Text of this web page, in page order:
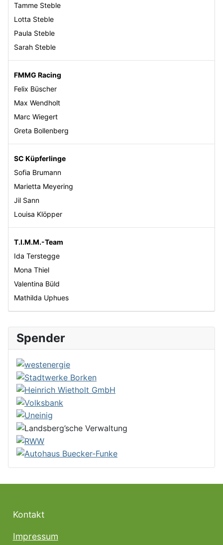
Tamme Steble
Lotta Steble
Paula Steble
Sarah Steble
FMMG Racing
Felix Büscher
Max Wendholt
Marc Wiegert
Greta Bollenberg
SC Küpferlinge
Sofia Brumann
Marietta Meyering
Jil Sann
Louisa Klöpper
T.I.M.M.-Team
Ida Terstegge
Mona Thiel
Valentina Büld
Mathilda Uphues
Spender
Kontakt
Impressum